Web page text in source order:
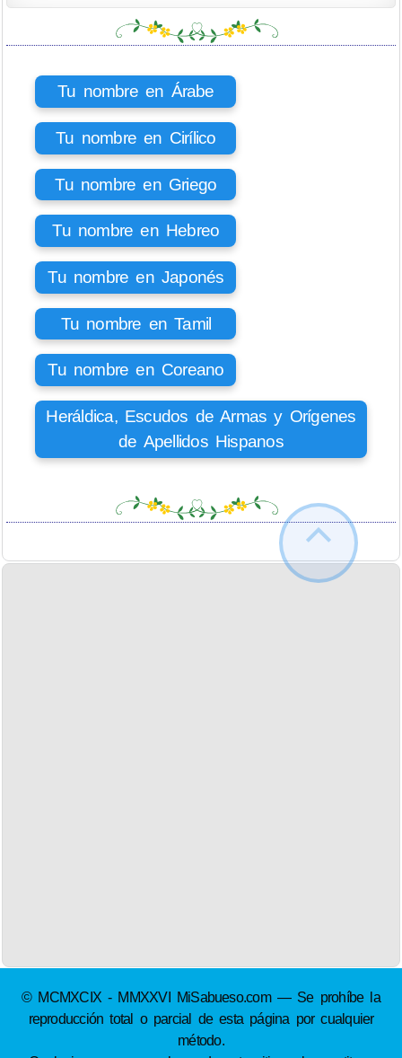
Tu nombre en Árabe
Tu nombre en Cirílico
Tu nombre en Griego
Tu nombre en Hebreo
Tu nombre en Japonés
Tu nombre en Tamil
Tu nombre en Coreano
Heráldica, Escudos de Armas y Orígenes
de Apellidos Hispanos
© MCMXCIX - MMXXVI MiSabueso.com — Se prohíbe la
reproducción total o parcial de esta página por cualquier
método.